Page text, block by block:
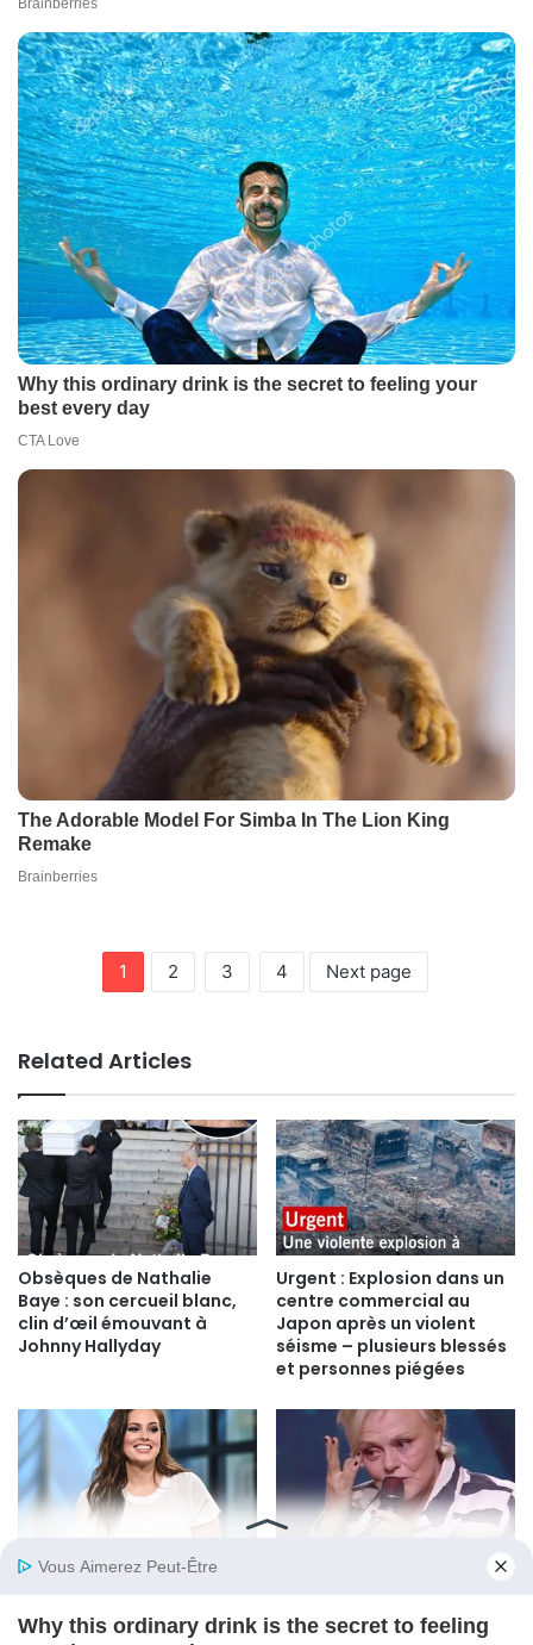
1 2 3 4 Next page
Related Articles
Obsèques de Nathalie
Baye : son cercueil blanc,
clin d’œil émouvant à
Johnny Hallyday
Urgent : Explosion dans un
centre commercial au
Japon après un violent
séisme – plusieurs blessés
et personnes piégées
Ashley Graham : La
qui Redéfinit les Standards
de Beauté Moderne
bouleversant qui a ému
toute la salle et sa femme